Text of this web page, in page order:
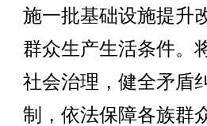
施一批基础设施提升
群众生产生活条件。
社会治理，健全矛盾
制，依法保障各族群